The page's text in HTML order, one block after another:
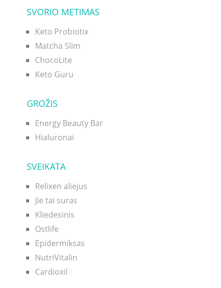
SVORIO METIMAS
Keto Probiotix
Matcha Slim
ChocoLite
Keto Guru
GROŽIS
Energy Beauty Bar
Hialuronai
SVEIKATA
Relixen aliejus
Jie tai suras
Kliedesinis
Ostlife
Epidermiksas
NutriVitalin
Cardioxil